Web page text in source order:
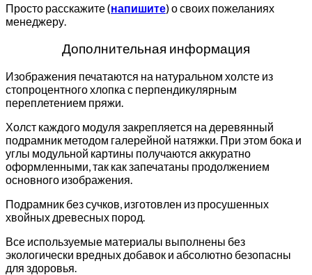
Просто расскажите (напишите) о своих пожеланиях
менеджеру.
Дополнительная информация
Изображения печатаются на натуральном холсте из
стопроцентного хлопка с перпендикулярным
переплетением пряжи.
Холст каждого модуля закрепляется на деревянный
подрамник методом галерейной натяжки. При этом бока и
углы модульной картины получаются аккуратно
оформленными, так как запечатаны продолжением
основного изображения.
Подрамник без сучков, изготовлен из просушенных
хвойных древесных пород.
Все используемые материалы выполнены без
экологически вредных добавок и абсолютно безопасны
для здоровья.